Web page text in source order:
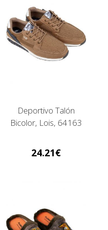
Deportivo Talón
Bicolor, Lois, 64163
24.21